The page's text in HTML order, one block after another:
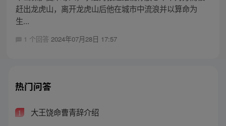
赶出龙虎山，离开龙虎山后他在城市中流浪并以算命为
生...
1 个回答 2024年07月28日 17:57
热门问答
1 大王饶命曹青辞介绍